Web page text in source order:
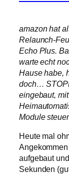
amazon hat
Relaunch-
Echo Plus.
warte echt
Hause habe,
doch…
eingebaut,
Module
Heute mal
aufgebaut
Sekunden